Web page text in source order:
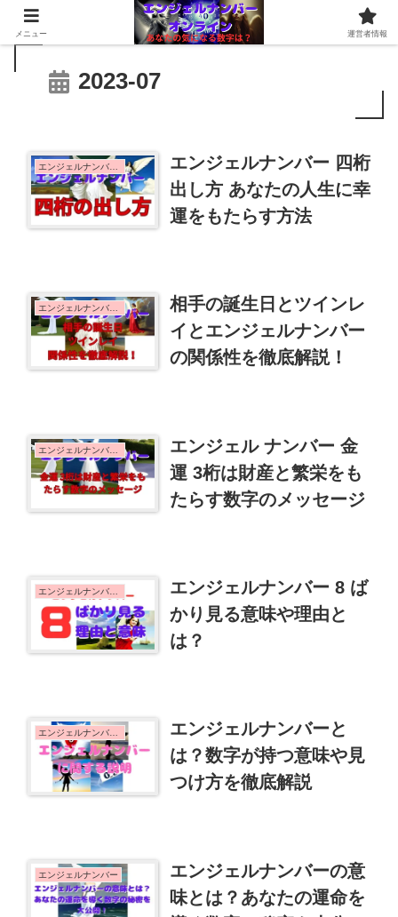
2023-07
エンジェルナンバーの意味
エンジェルナンバー 四桁
出し方 あなたの人生に幸
運をもたらす方法
エンジェルナンバーの意味
相手の誕生日とツインレ
イとエンジェルナンバー
の関係性を徹底解説！
エンジェルナンバーの意味
エンジェル ナンバー 金
運 3桁は財産と繁栄をも
たらす数字のメッセージ
エンジェルナンバー 8
エンジェルナンバー 8 ば
かり見る意味や理由と
は？
エンジェルナンバーの意味
エンジェルナンバーと
は？数字が持つ意味や見
つけ方を徹底解説
エンジェルナンバー
エンジェルナンバーの意
味とは？あなたの運命を
メニュー 運営者情報